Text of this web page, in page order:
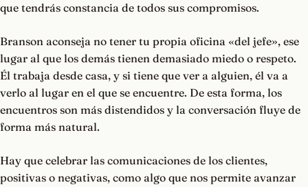
que tendrás constancia de todos sus compromisos.
Branson aconseja no tener tu propia oficina «del jefe», ese
lugar al que los demás tienen demasiado miedo o respeto.
Él trabaja desde casa, y si tiene que ver a alguien, él va a
verlo al lugar en el que se encuentre. De esta forma, los
encuentros son más distendidos y la conversación fluye de
forma más natural.
Hay que celebrar las comunicaciones de los clientes,
positivas o negativas, como algo que nos permite avanzar